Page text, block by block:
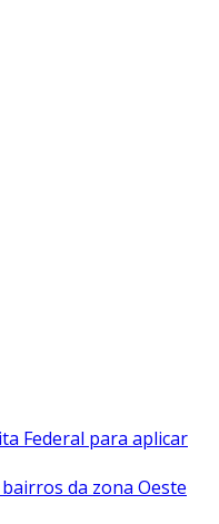
Federal para aplicar
bairros da zona Oeste